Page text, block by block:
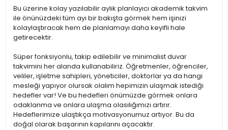
Bu üzerine kolay yazılabilir aylık planlayıcı akademik takvim
ile önünüzdeki tüm ayı bir bakışta görmek hem işinizi
kolaylaştıracak hem de planlamayı daha keyifli hale
getirecektir.
Süper fonksiyonlu, takip edilebilir ve minimalist duvar
takvimini her alanda kullanabiliriz. Öğretmenler, öğrenciler,
veliler, işletme sahipleri, yöneticiler, doktorlar ya da hangi
mesleği yapıyor olursak olalım hepimizin ulaşmak istediği
hedefler var! Ve bu hedefleri önümüzde görmek onlara
odaklanma ve onlara ulaşma olasılığımızı artırır.
Hedeflerimize ulaştıkça motivasyonumuz artıyor. Bu da
doğal olarak başarının kapılarını açacaktır.